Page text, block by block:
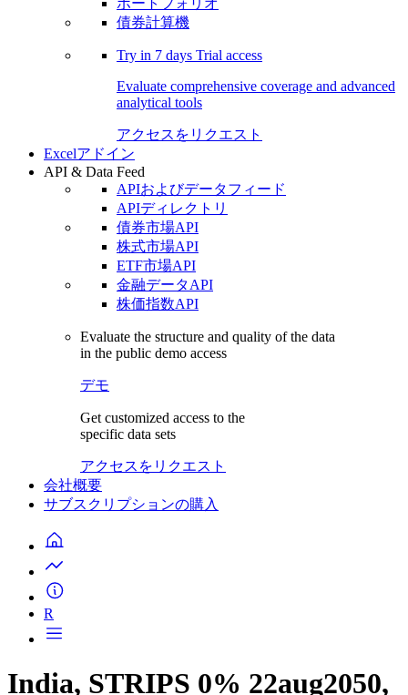
ポートフォリオ
債券計算機
Try in 7 days Trial access
Evaluate comprehensive coverage and advanced
analytical tools
アクセスをリクエスト
Excelアドイン
API & Data Feed
APIおよびデータフィード
APIディレクトリ
債券市場API
株式市場API
ETF市場API
金融データAPI
株価指数API
Evaluate the structure and quality of the data
in the public demo access
デモ
Get customized access to the
specific data sets
アクセスをリクエスト
会社概要
サブスクリプションの購入
R
India, STRIPS 0% 22aug2050,